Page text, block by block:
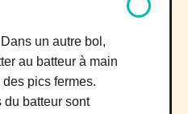
Dans un autre bol,
au batteur à main
des pics fermes.
du batteur sont